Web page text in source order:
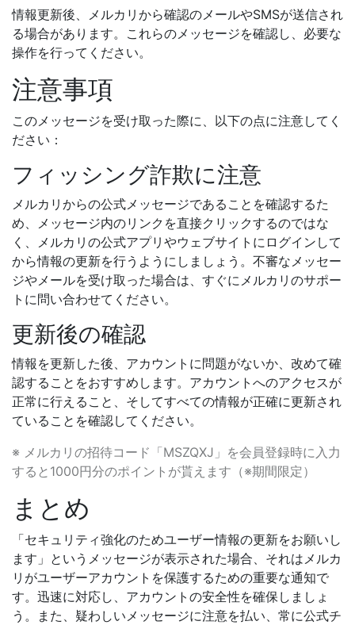
情報更新後、メルカリから確認のメールやSMSが送信され
る場合があります。これらのメッセージを確認し、必要な
操作を行ってください。
注意事項
このメッセージを受け取った際に、以下の点に注意してく
ださい：
フィッシング詐欺に注意
メルカリからの公式メッセージであることを確認するた
め、メッセージ内のリンクを直接クリックするのではな
く、メルカリの公式アプリやウェブサイトにログインして
から情報の更新を行うようにしましょう。不審なメッセー
ジやメールを受け取った場合は、すぐにメルカリのサポー
トに問い合わせてください。
更新後の確認
情報を更新した後、アカウントに問題がないか、改めて確
認することをおすすめします。アカウントへのアクセスが
正常に行えること、そしてすべての情報が正確に更新され
ていることを確認してください。
※ メルカリの招待コード「MSZQXJ」を会員登録時に入力
すると1000円分のポイントが貰えます（※期間限定）
まとめ
「セキュリティ強化のためユーザー情報の更新をお願いし
ます」というメッセージが表示された場合、それはメルカ
リがユーザーアカウントを保護するための重要な通知で
す。迅速に対応し、アカウントの安全性を確保しましょ
う。また、疑わしいメッセージに注意を払い、常に公式チ